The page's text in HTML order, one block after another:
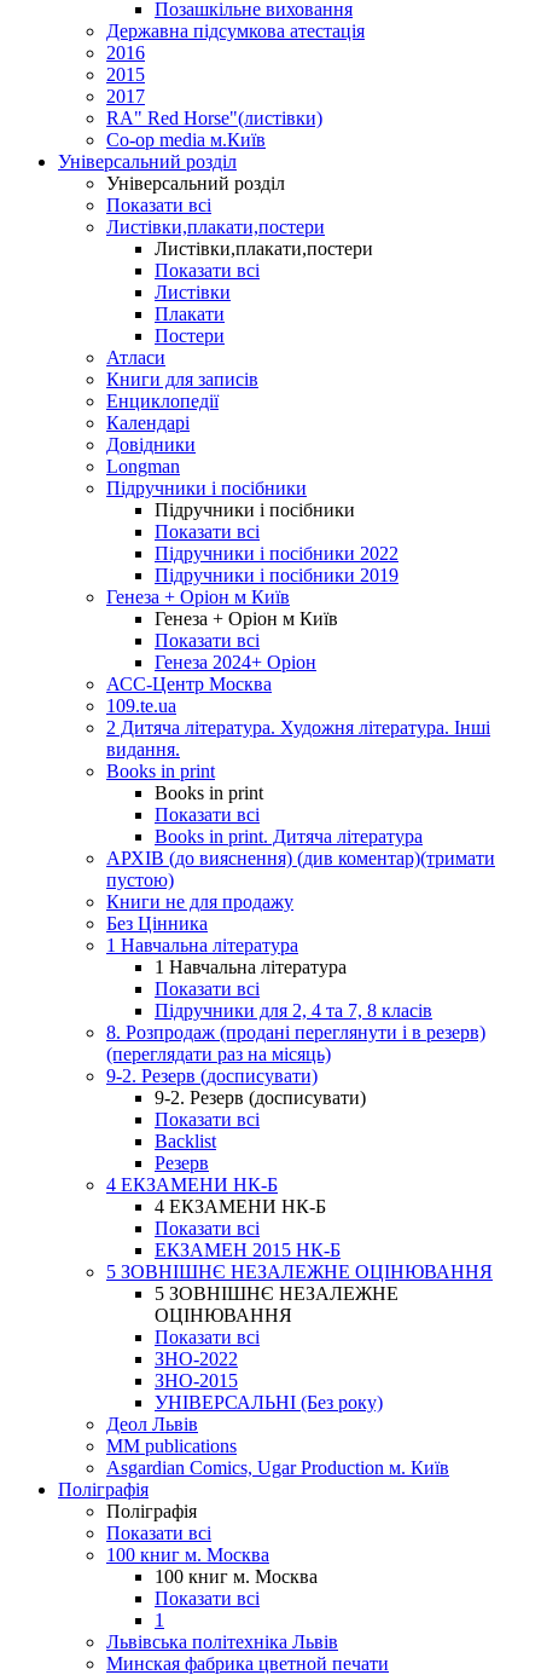
Позашкільне виховання
Державна підсумкова атестація
2016
2015
2017
RA" Red Horse"(листівки)
Co-op media м.Київ
Універсальний розділ
Універсальний розділ
Показати всі
Листівки,плакати,постери
Листівки,плакати,постери
Показати всі
Листівки
Плакати
Постери
Атласи
Книги для записів
Енциклопедії
Календарі
Довідники
Longman
Підручники і посібники
Підручники і посібники
Показати всі
Підручники і посібники 2022
Підручники і посібники 2019
Генеза + Оріон м Київ
Генеза + Оріон м Київ
Показати всі
Генеза 2024+ Оріон
АСС-Центр Москва
109.te.ua
2 Дитяча література. Художня література. Інші
видання.
Books in print
Books in print
Показати всі
Books in print. Дитяча література
АРХІВ (до вияснення) (див коментар)(тримати
пустою)
Книги не для продажу
Без Цінника
1 Навчальна література
1 Навчальна література
Показати всі
Підручники для 2, 4 та 7, 8 класів
8. Розпродаж (продані переглянути і в резерв)
(переглядати раз на місяць)
9-2. Резерв (досписувати)
9-2. Резерв (досписувати)
Показати всі
Backlist
Резерв
4 ЕКЗАМЕНИ НК-Б
4 ЕКЗАМЕНИ НК-Б
Показати всі
ЕКЗАМЕН 2015 НК-Б
5 ЗОВНІШНЄ НЕЗАЛЕЖНЕ ОЦІНЮВАННЯ
5 ЗОВНІШНЄ НЕЗАЛЕЖНЕ
ОЦІНЮВАННЯ
Показати всі
ЗНО-2022
ЗНО-2015
УНІВЕРСАЛЬНІ (Без року)
Деол Львів
MM publications
Asgardian Comics, Ugar Production м. Київ
Поліграфія
Поліграфія
Показати всі
100 книг м. Москва
100 книг м. Москва
Показати всі
1
Львівська політехніка Львів
Минская фабрика цветной печати